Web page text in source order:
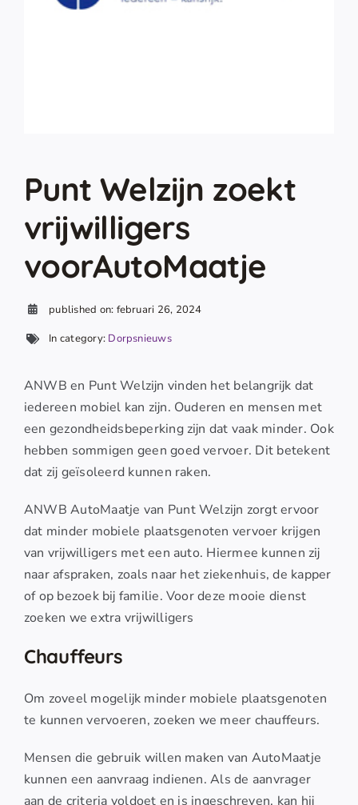
Punt Welzijn zoekt
vrijwilligers
voorAutoMaatje
published on: februari 26, 2024
In category: Dorpsnieuws
ANWB en Punt Welzijn vinden het belangrijk dat
iedereen mobiel kan zijn. Ouderen en mensen met
een gezondheidsbeperking zijn dat vaak minder. Ook
hebben sommigen geen goed vervoer. Dit betekent
dat zij geïsoleerd kunnen raken.
ANWB AutoMaatje van Punt Welzijn zorgt ervoor
dat minder mobiele plaatsgenoten vervoer krijgen
van vrijwilligers met een auto. Hiermee kunnen zij
naar afspraken, zoals naar het ziekenhuis, de kapper
of op bezoek bij familie. Voor deze mooie dienst
zoeken we extra vrijwilligers
Chauffeurs
Om zoveel mogelijk minder mobiele plaatsgenoten
te kunnen vervoeren, zoeken we meer chauffeurs.
Mensen die gebruik willen maken van AutoMaatje
kunnen een aanvraag indienen. Als de aanvrager
aan de criteria voldoet en is ingeschreven, kan hij